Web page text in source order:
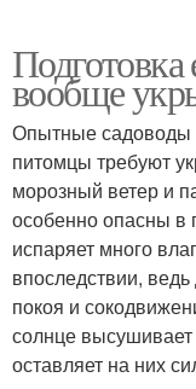
вообще
Опытные садоводы
питомцы требуют
морозный ветер и
особенно опасны в
испаряет много
впоследствии,
покоя и
солнце
оставляет на них